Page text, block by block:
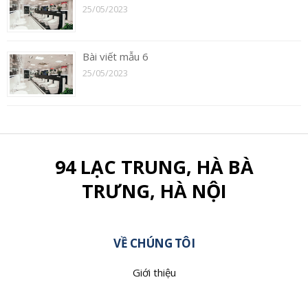
25/05/2023
Bài viết mẫu 6
25/05/2023
94 LẠC TRUNG, HÀ BÀ
TRƯNG, HÀ NỘI
VỀ CHÚNG TÔI
Giới thiệu